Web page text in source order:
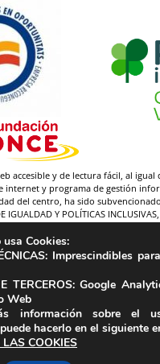
accesible y de lectura fácil, al
internet y programa de gestión
del centro, ha sido
IGUALDAD Y POLÍTICAS
Autor pictogramas:Sergio
Licencia: CC (BY-NC-SA)
Propiedad:
Cookies:
Imprescindibles
TERCEROS:Google
Web
información sobre el
hacerlo en el siguiente
COOKIES